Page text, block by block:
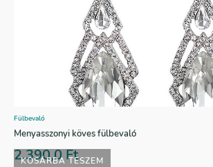
KOSÁRBA TESZEM
Fülbevaló
Menyasszonyi köves fülbevaló
2.390,0Ft